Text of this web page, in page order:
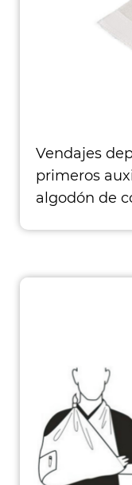
Vendajes
primeros
algodón de